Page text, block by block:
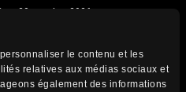
le contenu et les
relatives aux médias sociaux et
également des informations
au 28 octobre 2026